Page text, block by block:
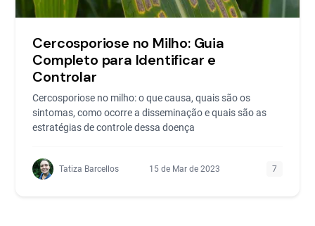
Cercosporiose no Milho: Guia
Completo para Identificar e
Controlar
Cercosporiose no milho: o que causa, quais são os
sintomas, como ocorre a disseminação e quais são as
estratégias de controle dessa doença
Tatiza Barcellos 15 de Mar de 2023 7